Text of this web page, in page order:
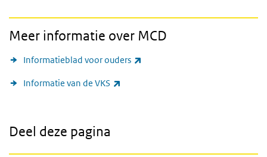
Meer informatie over MCD
Informatieblad voor ouders
Informatie van de VKS
Deel deze pagina